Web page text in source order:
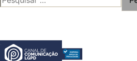
POR: